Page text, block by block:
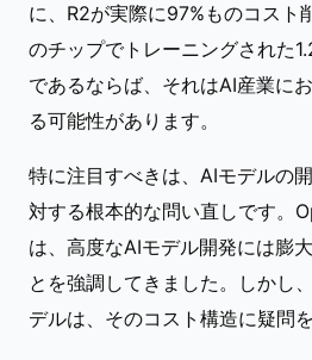
に、R2が実際に97%ものコスト
のチップでトレーニングされた
であるならば、それはAI産業に
る可能性があります。
特に注目すべきは、AIモデルの
対する根本的な問い直しです。
は、高度なAIモデル開発には膨
とを強調してきました。しかし
デルは、そのコスト構造に疑問